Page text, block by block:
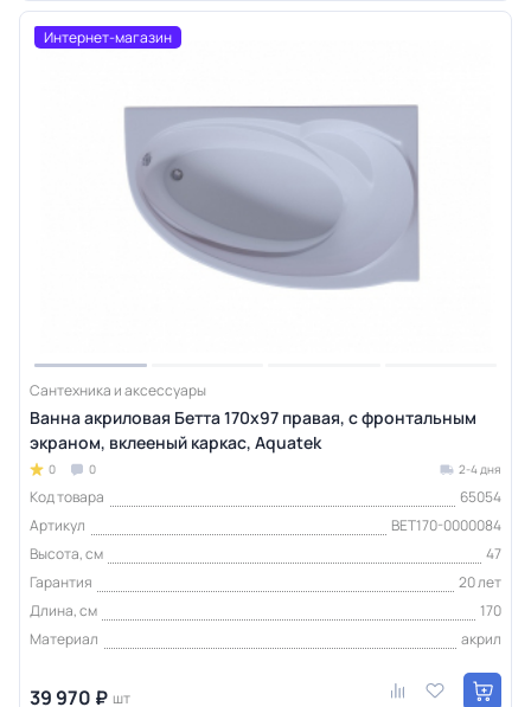
Интернет-магазин
Сантехника и аксессуары
Ванна акриловая Бетта 170х97 правая, с фронтальным
экраном, вклееный каркас, Aquatek
0 0 2-4 дня
Код товара
65054
Артикул
BET170-0000084
Высота, см
47
Гарантия
20 лет
Длина, см
170
Материал
акрил
39 970 ₽ шт